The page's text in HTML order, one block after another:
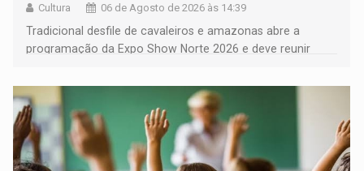
Cultura 06 de Agosto de 2026 às 14:39
Tradicional desfile de cavaleiros e amazonas abre a
programação da Expo Show Norte 2026 e deve reunir